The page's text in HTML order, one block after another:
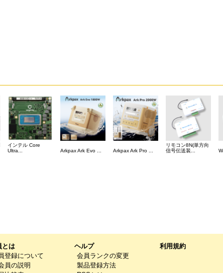
インテル Core
Ultra...
Arkpax Ark Evo ... Arkpax Ark Pro ...
リモコン8N(単方向
信号伝送装...
とは
登録について
員の説明
ヘルプ
会員ランクの変更
製品登録方法
利用規約